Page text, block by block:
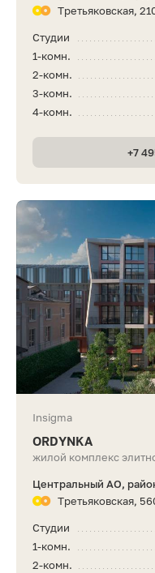
Третьяковская,
Студии
1-комн.
2-комн.
3-комн.
4-комн.
+7
Insigma
ORDYNKA
жилой комплекс
Центральный АО,
Третьяковская,
Студии
1-комн.
2-комн.